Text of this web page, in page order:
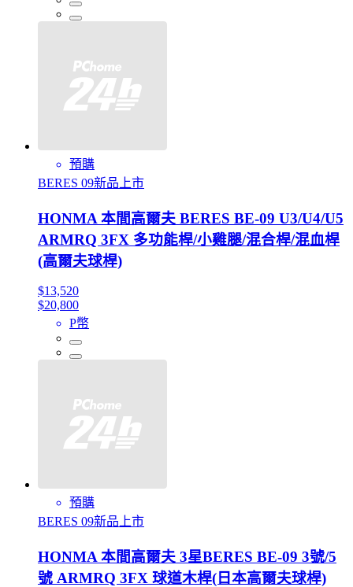
預購
BERES 09新品上市
HONMA 本間高爾夫 BERES BE-09 U3/U4/U5
ARMRQ 3FX 多功能桿/小雞腿/混合桿/混血桿
(高爾夫球桿)
$13,520
$20,800
P幣
預購
BERES 09新品上市
HONMA 本間高爾夫 3星BERES BE-09 3號/5
號 ARMRQ 3FX 球道木桿(日本高爾夫球桿)